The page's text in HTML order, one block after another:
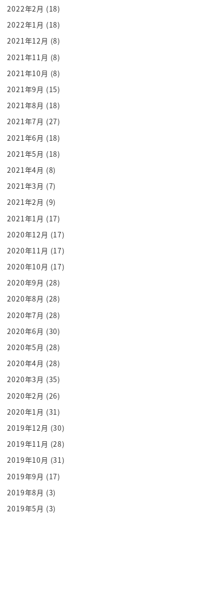
そのままスルーでしちゃうんですねってああ人はパ
ニックですねああああをつけて置い
てありました
よかったですね夏ねすごいソロそれを見てちょっと
違うよね
すげーなーあいつんですね
だあああああああ
負けてらんねーとかですね等の十条台ばらしい燃や
してですね
俺もマジで幅広げたいと思ってるんでってことです
その重要ですどうですけどボンバーと思っなんか急
にも出来きてるわねあったことです
ねそう
中将もこのこの人とですねええ
ベッドにしちゃうんですねで中将もですね
なんでこんなことがあってんだろうってプロセッ
なんか彦くんなお昨日私は無理だったんだ何かあの
俺があの駐留いうない定期安のガッツといけないと
か言ってたのねー
もう俺が見たことない女性となるそういう風になっ
てる雰囲気だったから俺は負けたく
ない
と思った確かにそう思ったでもなんか今5位開けてみ
て俺を何をしてるんだろうって
気持ちにもたちがねあるっ
ひかる hikaru さーんこっちさあの人だったんじゃ
ないですかし飛距離も我に
返ってですねこれなんだろ染まっ生まれて喧嘩にク
ロス4肘ちょいあの人ず
そう思ったのでいやーなったみたいな感じっていう
かになってないんじゃないお前はん
ok じゃあわかった王冠とかたとりあえずこの話も一
切なしで ok っていう
そういうそういうシーンもあるんですこの話いるっ
2022年2月 (18)
2022年1月 (18)
2021年12月 (8)
2021年11月 (8)
2021年10月 (8)
2021年9月 (15)
2021年8月 (18)
2021年7月 (27)
2021年6月 (18)
2021年5月 (18)
2021年4月 (8)
2021年3月 (7)
2021年2月 (9)
2021年1月 (17)
2020年12月 (17)
2020年11月 (17)
2020年10月 (17)
2020年9月 (28)
2020年8月 (28)
2020年7月 (28)
2020年6月 (30)
2020年5月 (28)
2020年4月 (28)
2020年3月 (35)
2020年2月 (26)
2020年1月 (31)
2019年12月 (30)
2019年11月 (28)
2019年10月 (31)
2019年9月 (17)
2019年8月 (3)
2019年5月 (3)